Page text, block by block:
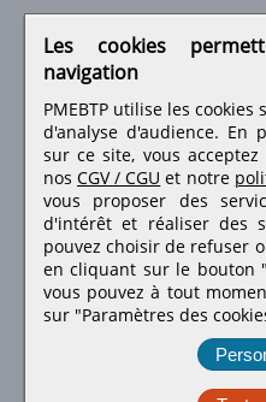
Retrouvez-nous
Les cookies
navigation
PMEBTP utilise les
d'analyse d'audience. En
sur ce site, vous
nos CGV / CGU et notre
vous proposer des
d'intérêt et réaliser des
pouvez choisir de refuser
en cliquant sur le bouton
vous pouvez à tout
sur "Paramètres des